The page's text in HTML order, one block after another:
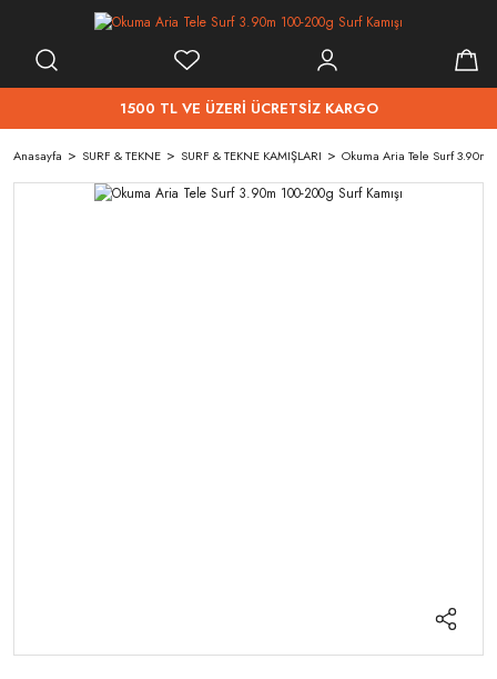
1500 TL VE ÜZERİ ÜCRETSİZ KARGO
Anasayfa SURF & TEKNE SURF & TEKNE KAMIŞLARI Okuma Aria Tele Surf 3.90m